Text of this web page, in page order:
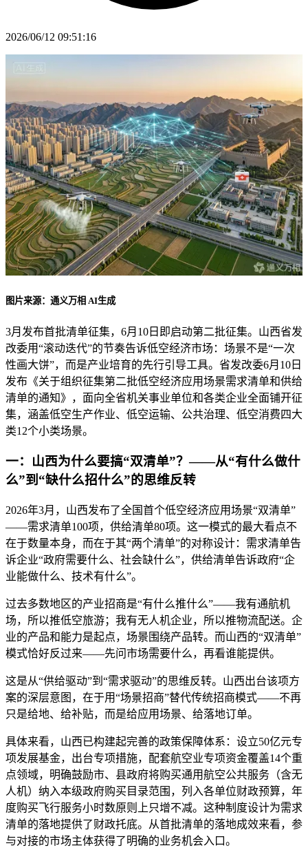
2026/06/12 09:51:16
图片来源：通义万相 AI生成
3月发布首批清单征集，6月10日即启动第二批征集。山西省发
改委用“滚动迭代”的节奏告诉低空经济市场：场景不是“一次
性画大饼”，而是产业培育的先行引导工具。省发改委6月10日
发布《关于组织征集第二批低空经济应用场景需求清单和供给
清单的通知》，面向全省机关事业单位和各类企业全面铺开征
集，涵盖低空生产作业、低空运输、公共治理、低空消费四大
类12个小类场景。
一：山西为什么要搞“双清单”？——从“有什么做什
么”到“缺什么招什么”的思维反转
2026年3月，山西发布了全国首个低空经济应用场景“双清单”
——需求清单100项，供给清单80项。这一模式的最大看点不
在于数量本身，而在于其“两个清单”的对称设计：需求清单告
诉企业“政府需要什么、社会缺什么”，供给清单告诉政府“企
业能做什么、技术有什么”。
过去多数地区的产业招商是“有什么推什么”——我有通航机
场，所以推低空旅游；我有无人机企业，所以推物流配送。企
业的产品和能力是起点，场景围绕产品转。而山西的“双清单”
模式恰好反过来——先问市场需要什么，再看谁能提供。
这是从“供给驱动”到“需求驱动”的思维反转。山西出台该项方
案的深层意图，在于用“场景招商”替代传统招商模式——不再
只是给地、给补贴，而是给应用场景、给落地订单。
具体来看，山西已构建起完善的政策保障体系：设立50亿元专
项发展基金，出台专项措施，配套航空业专项资金覆盖14个重
点领域，明确鼓励市、县政府将购买通用航空公共服务（含无
人机）纳入本级政府购买目录范围，列入各单位财政预算，年
度购买飞行服务小时数原则上只增不减。这种制度设计为需求
清单的落地提供了财政托底。从首批清单的落地成效来看，参
与对接的市场主体获得了明确的业务机会入口。